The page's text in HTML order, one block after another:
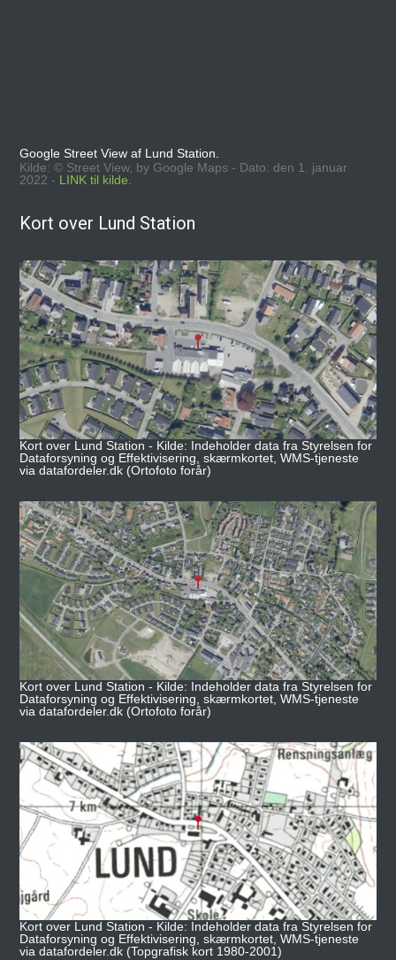
Google Street View af Lund Station.
Kilde: © Street View, by Google Maps - Dato: den 1. januar
2022 - LINK til kilde.
Kort over Lund Station
Kort over Lund Station - Kilde: Indeholder data fra Styrelsen for
Dataforsyning og Effektivisering, skærmkortet, WMS-tjeneste
via datafordeler.dk (Ortofoto forår)
Kort over Lund Station - Kilde: Indeholder data fra Styrelsen for
Dataforsyning og Effektivisering, skærmkortet, WMS-tjeneste
via datafordeler.dk (Ortofoto forår)
Kort over Lund Station - Kilde: Indeholder data fra Styrelsen for
Dataforsyning og Effektivisering, skærmkortet, WMS-tjeneste
via datafordeler.dk (Topgrafisk kort 1980-2001)